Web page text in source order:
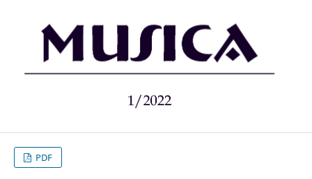
PDF